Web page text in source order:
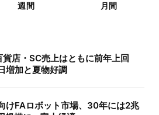
週間 月間
店・SC売上はともに前年上回
増加と夏物好調
けFAロボット市場、30年には2兆